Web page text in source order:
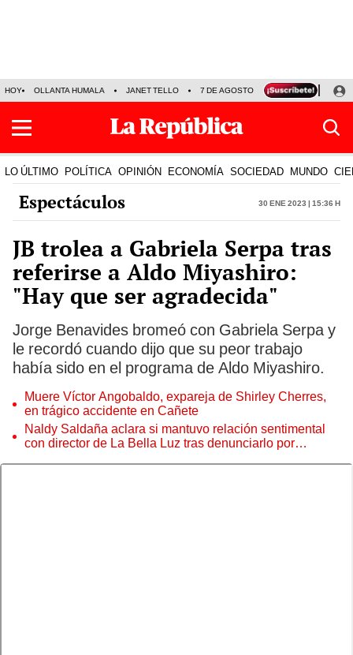
HOY OLLANTA HUMALA JANET TELLO 7 DE AGOSTO TINKA RESULTADOS
LO ÚLTIMO POLÍTICA OPINIÓN ECONOMÍA SOCIEDAD MUNDO
Espectáculos 30 Ene 2023 | 15:36 h
JB trolea a Gabriela Serpa tras
referirse a Aldo Miyashiro:
"Hay que ser agradecida"
Jorge Benavides bromeó con Gabriela Serpa y
le recordó cuando dijo que su peor trabajo
había sido en el programa de Aldo Miyashiro.
Muere Víctor Angobaldo, expareja de Shirley Cherres,
en trágico accidente en Cañete
Naldy Saldaña aclara si mantuvo relación sentimental
con director de La Bella Luz tras denunciarlo por